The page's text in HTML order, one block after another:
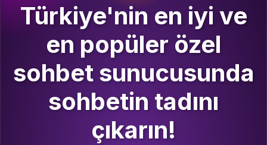
Türkiye'nin en iyi ve
en popüler özel
sohbet sunucusunda
sohbetin tadını
çıkarın!